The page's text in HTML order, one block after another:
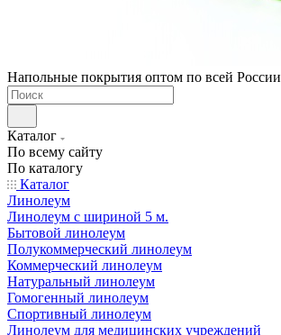
Напольные покрытия оптом по всей России
Каталог
По всему сайту
По каталогу
Каталог
Линолеум
Линолеум с шириной 5 м.
Бытовой линолеум
Полукоммерческий линолеум
Коммерческий линолеум
Натуральный линолеум
Гомогенный линолеум
Спортивный линолеум
Линолеум для медицинских учреждений